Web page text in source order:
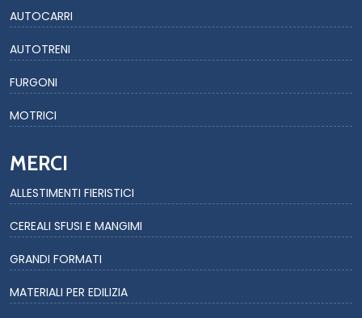
AUTOCARRI
AUTOTRENI
FURGONI
MOTRICI
MERCI
ALLESTIMENTI FIERISTICI
CEREALI SFUSI E MANGIMI
GRANDI FORMATI
MATERIALI PER EDILIZIA